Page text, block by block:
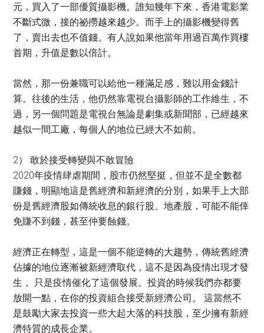
元，買入了一部優質攝影機。誰知幾年下來，香港電影業
不斷式微，接的祕撈越來越少。而手上的攝影機變得舊
了，賣出去也不值錢。有人說如果他當年用過百萬作買樓
首期，升值是數以倍計。
當然，那一份兼職可以給他一種滿足感，難以用金錢計
算。往後的生活，他仍然靠電視台攝影師的工作維生，不
過，另一個問題是電視台無論是劇集或新聞部，已經越來
越似一間工廠，每個人的地位已經大不如前。
2） 敢於接受轉變與不敢冒險
2020年疫情肆虐期間，股市仍然堅挺，但並不是全數都
賺錢，明顯地這是舊經濟和新經濟的分別，如果手上大部
份是舊經濟股如傳統收息的銀行股、地產股，可能不能倖
免賺不到錢，甚至仲要蝕錢。
經濟正在轉型，這是一個不能逆轉的大趨勢，傳統舊經濟
佔據的地位逐漸被新經濟取代，這不是因為疫情出現才發
生， 只是疫情催化了這個發展。投資的時候我們亦都要
放開一點，在你的投資組合接受新經濟公司。 這當然不
是鼓勵大家去投資一些大起大落的科技股，至少擁有新經
濟特質的成長企業。